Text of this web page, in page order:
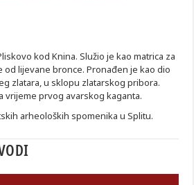
kod Knina. Služio je kao matrica za
od lijevane bronce. Pronađen je kao dio
zlatara, u sklopu zlatarskog pribora.
vrijeme prvog avarskog kaganta.
arheoloških spomenika u Splitu.